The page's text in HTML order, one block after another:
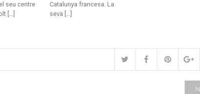
seu centre
[…]
Catalunya francesa. La
seva […]